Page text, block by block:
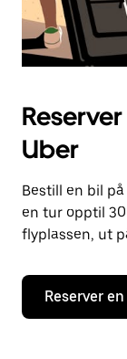
Uber
Bestill en bil
en tur opptil
flyplassen, ut
Reserver